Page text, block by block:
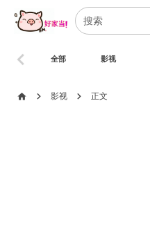
全部 影视
chevron_left
home chevron_right 影视 chevron_right 正文